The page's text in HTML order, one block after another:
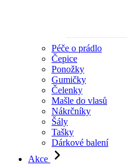
Péče o prádlo
Čepice
Ponožky
Gumičky
Čelenky
Mašle do vlasů
Nákrčníky
Šály
Tašky
Dárkové balení
Akce